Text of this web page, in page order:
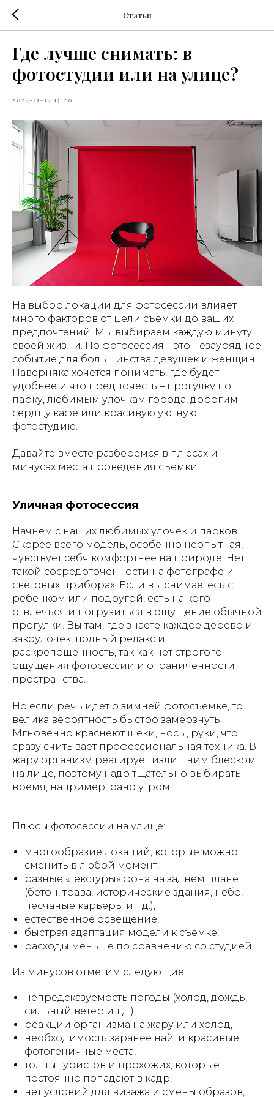
Статьи
Где лучше снимать: в
фотостудии или на улице?
2024-11-14 13:20
На выбор локации для фотосессии влияет
много факторов от цели съемки до ваших
предпочтений. Мы выбираем каждую минуту
своей жизни. Но фотосессия – это незаурядное
событие для большинства девушек и женщин.
Наверняка хочется понимать, где будет
удобнее и что предпочесть – прогулку по
парку, любимым улочкам города, дорогим
сердцу кафе или красивую уютную
фотостудию.
Давайте вместе разберемся в плюсах и
минусах места проведения съемки.
Уличная фотосессия
Начнем с наших любимых улочек и парков.
Скорее всего модель, особенно неопытная,
чувствует себя комфортнее на природе. Нет
такой сосредоточенности на фотографе и
световых приборах. Если вы снимаетесь с
ребенком или подругой, есть на кого
отвлечься и погрузиться в ощущение обычной
прогулки. Вы там, где знаете каждое дерево и
закоулочек, полный релакс и
раскрепощенность, так как нет строгого
ощущения фотосессии и ограниченности
пространства.
Но если речь идет о зимней фотосъемке, то
велика вероятность быстро замерзнуть.
Мгновенно краснеют щеки, носы, руки, что
сразу считывает профессиональная техника. В
жару организм реагирует излишним блеском
на лице, поэтому надо тщательно выбирать
время, например, рано утром.
Плюсы фотосессии на улице:
многообразие локаций, которые можно
сменить в любой момент,
разные «текстуры» фона на заднем плане
(бетон, трава, исторические здания, небо,
песчаные карьеры и т.д.),
естественное освещение,
быстрая адаптация модели к съемке,
расходы меньше по сравнению со студией.
Из минусов отметим следующие:
непредсказуемость погоды (холод, дождь,
сильный ветер и т.д.),
реакции организма на жару или холод,
необходимость заранее найти красивые
фотогеничные места,
толпы туристов и прохожих, которые
постоянно попадают в кадр,
нет условий для визажа и смены образов,